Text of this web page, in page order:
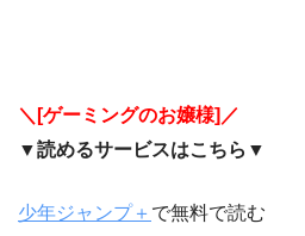
＼[ゲーミングのお嬢様]／
▼読めるサービスはこちら▼
少年ジャンプ＋ で無料で読む